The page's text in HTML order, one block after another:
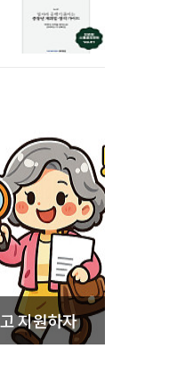
지원하자